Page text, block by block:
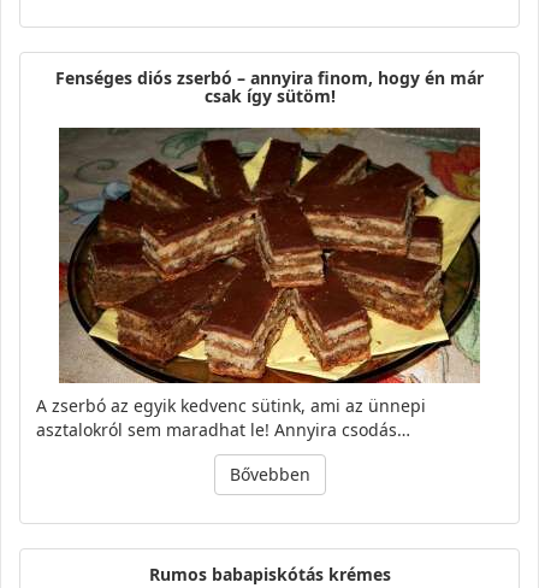
Fenséges diós zserbó – annyira finom, hogy én már
csak így sütöm!
A zserbó az egyik kedvenc sütink, ami az ünnepi
asztalokról sem maradhat le! Annyira csodás…
Bővebben
Rumos babapiskótás krémes